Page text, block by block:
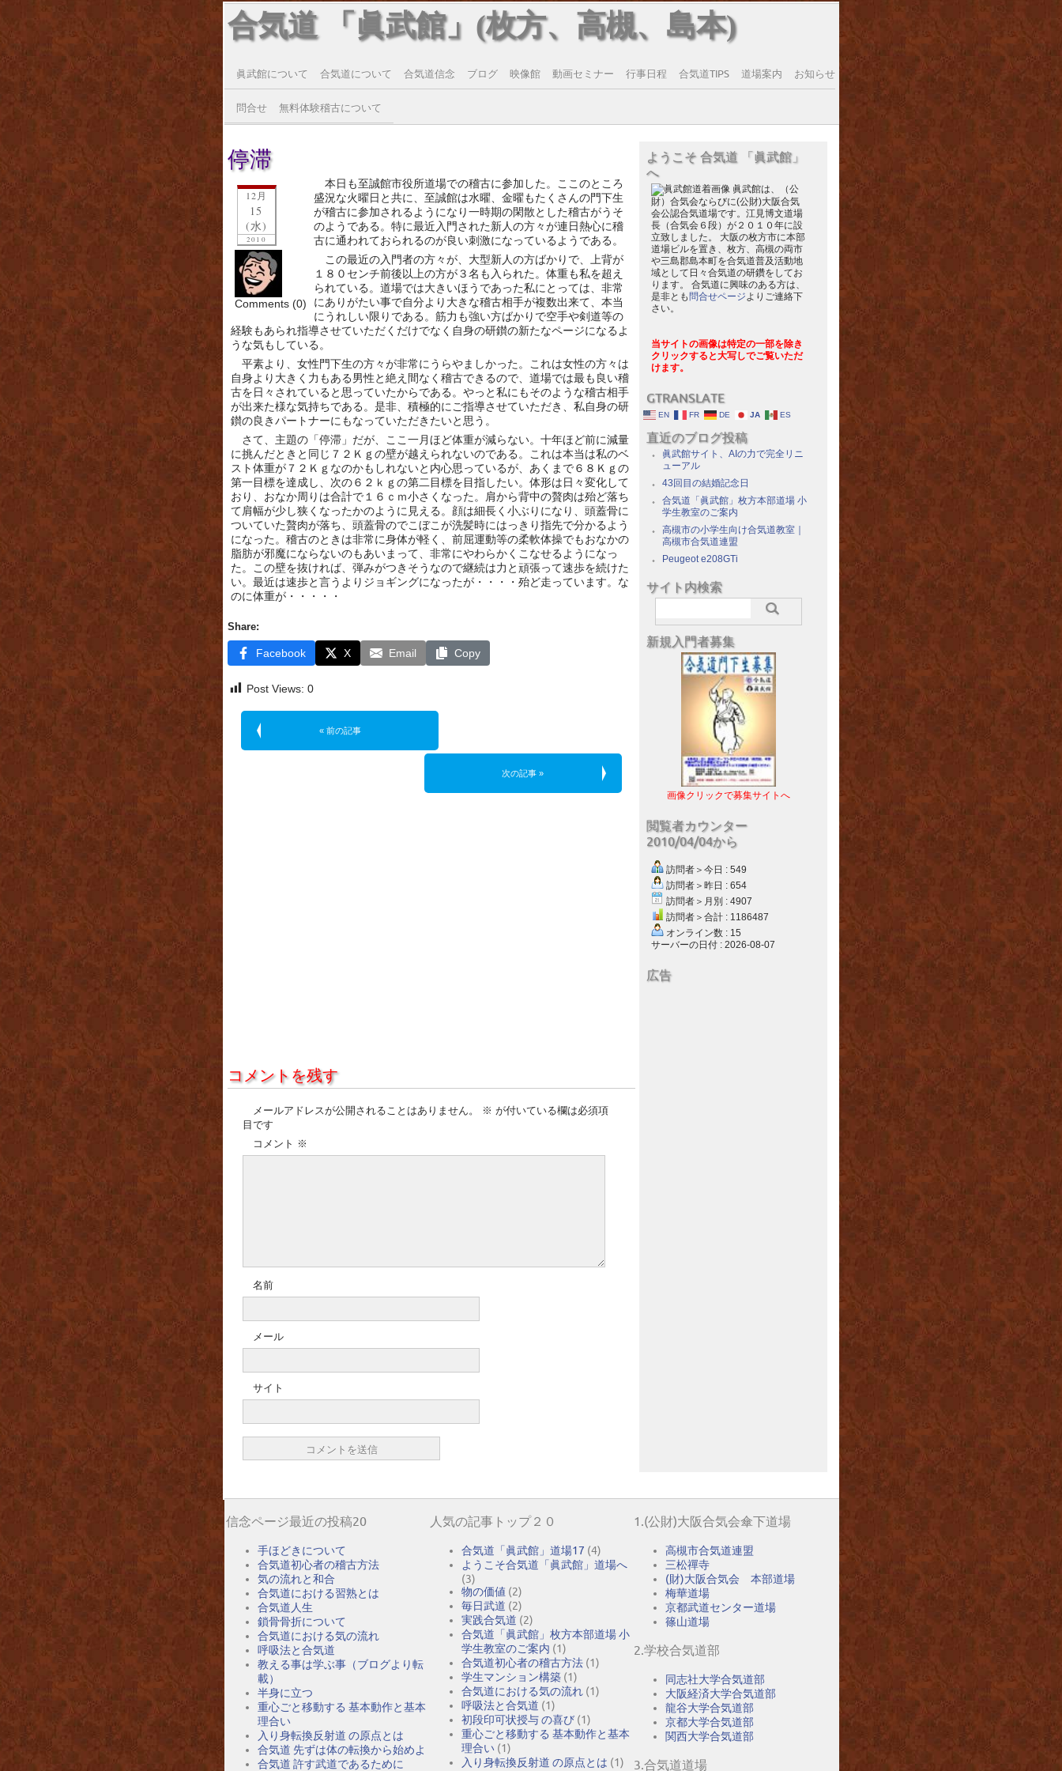
合気道 「眞武館」(枚方、高槻、島本)
眞武館について 合気道について 合気道信念 ブログ 映像館 動画セミナー 行事日程 合気道TIPS 道場案内 お知らせ
問合せ 無料体験稽古について
停滞
12月
15
(水)
2010
Comments (0)
本日も至誠館市役所道場での稽古に参加した。ここのところ
盛況な火曜日と共に、至誠館は水曜、金曜もたくさんの門下生
が稽古に参加されるようになり一時期の閑散とした稽古がうそ
のようである。特に最近入門された新人の方々が連日熱心に稽
古に通われておられるのが良い刺激になっているようである。
この最近の入門者の方々が、大型新人の方ばかりで、上背が
１８０センチ前後以上の方が３名も入られた。体重も私を超え
られている。道場では大きいほうであった私にとっては、非常
にありがたい事で自分より大きな稽古相手が複数出来て、本当
にうれしい限りである。筋力も強い方ばかりで空手や剣道等の
経験もあられ指導させていただくだけでなく自身の研鑚の新たなページになるよ
うな気もしている。
平素より、女性門下生の方々が非常にうらやましかった。これは女性の方々は
自身より大きく力もある男性と絶え間なく稽古できるので、道場では最も良い稽
古を日々されていると思っていたからである。やっと私にもそのような稽古相手
が出来た様な気持ちである。是非、積極的にご指導させていただき、私自身の研
鑚の良きパートナーにもなっていただきたいと思う。
さて、主題の「停滞」だが、ここ一月ほど体重が減らない。十年ほど前に減量
に挑んだときと同じ７２Ｋｇの壁が越えられないのである。これは本当は私のベ
スト体重が７２Ｋｇなのかもしれないと内心思っているが、あくまで６８Ｋｇの
第一目標を達成し、次の６２ｋｇの第二目標を目指したい。体形は日々変化して
おり、おなか周りは合計で１６ｃｍ小さくなった。肩から背中の贅肉は殆ど落ち
て肩幅が少し狭くなったかのように見える。顔は細長く小ぶりになり、頭蓋骨に
ついていた贅肉が落ち、頭蓋骨のでこぼこが洗髪時にはっきり指先で分かるよう
になった。稽古のときは非常に身体が軽く、前屈運動等の柔軟体操でもおなかの
脂肪が邪魔にならないのもあいまって、非常にやわらかくこなせるようになっ
た。この壁を抜ければ、弾みがつきそうなので継続は力と頑張って速歩を続けた
い。最近は速歩と言うよりジョギングになったが・・・・殆ど走っています。な
のに体重が・・・・・
Share:
Facebook X Email Copy
Post Views: 0
« 前の記事
次の記事 »
コメントを残す
メールアドレスが公開されることはありません。 ※ が付いている欄は必須項
目です
コメント ※
名前
メール
サイト
ようこそ 合気道 「眞武館」
へ
眞武館は、（公
財）合気会ならびに(公財)大阪合気
会公認合気道場です。江見博文道場
長（合気会６段）が２０１０年に設
立致しました。 大阪の枚方市に本部
道場ビルを置き、枚方、高槻の両市
や三島郡島本町を合気道普及活動地
域として日々合気道の研鑽をしてお
ります。 合気道に興味のある方は、
是非とも 問合せページよりご連絡下
さい。
当サイトの画像は特定の一部を除き
クリックすると大写しでご覧いただ
けます。
GTRANSLATE
EN FR DE JA ES
直近のブログ投稿
眞武館サイト、AIの力で完全リニ
ューアル
43回目の結婚記念日
合気道「眞武館」枚方本部道場 小
学生教室のご案内
高槻市の小学生向け合気道教室｜
高槻市合気道連盟
Peugeot e208GTi
サイト内検索
新規入門者募集
画像クリックで募集サイトへ
閲覧者カウンター
2010/04/04から
訪問者＞今日 : 549
訪問者＞昨日 : 654
訪問者＞月別 : 4907
訪問者＞合計 : 1186487
オンライン数 : 15
サーバーの日付 : 2026-08-07
広告
信念ページ最近の投稿20
手ほどきについて
合気道初心者の稽古方法
気の流れと和合
合気道における習熟とは
合気道人生
鎖骨骨折について
合気道における気の流れ
呼吸法と合気道
教える事は学ぶ事（ブログより転
載）
半身に立つ
重心ごと移動する 基本動作と基本
理合い
入り身転換反射道 の原点とは
合気道 先ずは体の転換から始めよ
合気道 許す武道であるために
人気の記事トップ２０
合気道「眞武館」道場17 (4)
ようこそ合気道「眞武館」道場へ
(3)
物の価値 (2)
毎日武道 (2)
実践合気道 (2)
合気道「眞武館」枚方本部道場 小
学生教室のご案内 (1)
合気道初心者の稽古方法 (1)
学生マンション構築 (1)
合気道における気の流れ (1)
呼吸法と合気道 (1)
初段印可状授与 の喜び (1)
重心ごと移動する 基本動作と基本
理合い (1)
入り身転換反射道 の原点とは (1)
1.(公財)大阪合気会傘下道場
高槻市合気道連盟
三松禪寺
(財)大阪合気会 本部道場
梅華道場
京都武道センター道場
篠山道場
2.学校合気道部
同志社大学合気道部
大阪経済大学合気道部
龍谷大学合気道部
京都大学合気道部
関西大学合気道部
3.合気道道場